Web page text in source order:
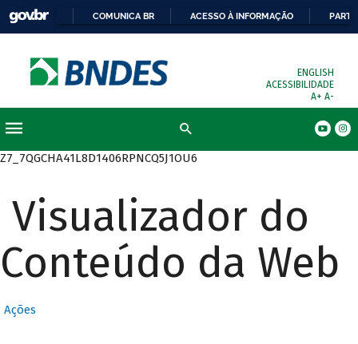
COMUNICA BR ACESSO À INFORMAÇÃO
ENGLISH
ACESSIBILIDADE
A+ A-
Z7_7QGCHA41L8D1406RPNCQ5J1OU6
Visualizador do
Conteúdo da Web
Ações